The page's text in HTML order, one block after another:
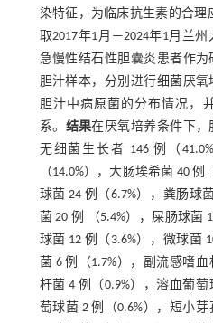
染特征，为临床抗生素的合理
取2017年1月—2024年1月兰州
急慢性结石性胆囊炎患者作
胆汁样本，分别进行细菌厌
胆汁中病原菌的分布情况，
系。 结果在厌氧培养条件下，
无细菌生长者 146 例（
（14.0%），大肠埃希菌 40
球菌 24 例（6.7%），粪肠球
菌 20 例 （5.4%），屎肠球菌
球菌 12 例（3.6%），微球菌
菌 6 例（1.7%），副流感嗜
杆菌 4 例（0.9%），溶血葡
萄球菌 2 例（0.6%），短小